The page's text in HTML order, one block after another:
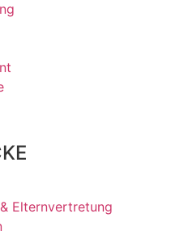
Elternvertretung